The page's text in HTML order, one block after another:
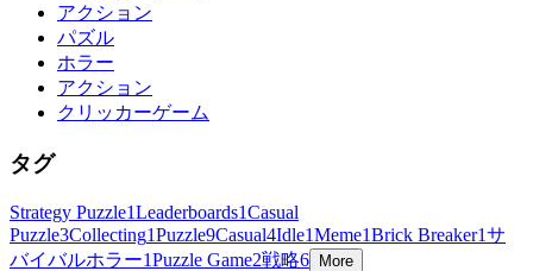
アクション
パズル
ホラー
アクション
クリッカーゲーム
タグ
Strategy Puzzle1Leaderboards1Casual
Puzzle3Collecting1Puzzle9Casual4Idle1Meme1Brick Breaker1サ
バイバルホラー1Puzzle Game2戦略6 More